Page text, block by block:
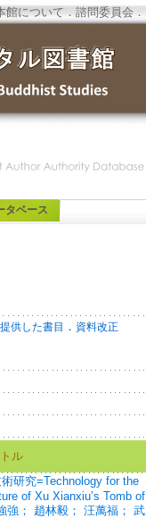
館について ．諮問委員会 ．
タベース
供した書目 ． 資料改正
ル
研究=Technology for the
of Xu Xianxiu’s Tomb
強； 趙林毅； 汪萬福；